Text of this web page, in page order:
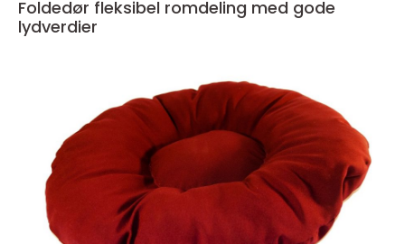
Foldedør fleksibel romdeling med gode
lydverdier